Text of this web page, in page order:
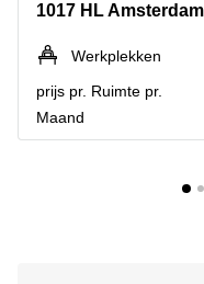
1017 HL
Werkplekken
prijs pr. Ruimte pr.
Maand